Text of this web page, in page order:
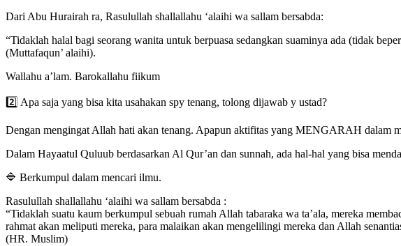
Dari Abu Hurairah ra, Rasulullah shallallahu ‘alaihi wa sallam bersabda:
“Tidaklah halal bagi seorang wanita untuk berpuasa sedangkan suaminya ada (tidak
(Muttafaqun’ alaihi).
Wallahu a’lam. Barokallahu fiikum
2️⃣ Apa saja yang bisa kita usahakan spy tenang, tolong dijawab y ustad?
Dengan mengingat Allah hati akan tenang. Apapun aktifitas yang MENGARAH dalam
Dalam Hayaatul Quluub berdasarkan Al Qur’an dan sunnah, ada hal-hal yang bisa
🔷 Berkumpul dalam mencari ilmu.
Rasulullah shallallahu ‘alaihi wa sallam bersabda :
“Tidaklah suatu kaum berkumpul sebuah rumah Allah tabaraka wa ta’ala, mereka
rahmat akan meliputi mereka, para malaikan akan mengelilingi mereka dan Allah
(HR. Muslim)